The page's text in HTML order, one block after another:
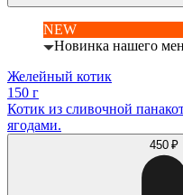
NEW
Новинка нашего
Желейный котик
150 г
Котик из сливочной
ягодами.
450 ₽